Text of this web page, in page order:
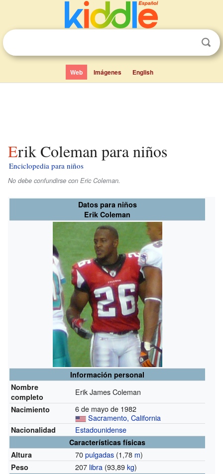
Web Imágenes English
Erik Coleman para niños
Enciclopedia para niños
No debe confundirse con Eric Coleman.
Datos para niños
Erik Coleman
Información personal
Nombre
completo
Erik James Coleman
Nacimiento
6 de mayo de 1982
Sacramento, California
Nacionalidad Estadounidense
Características físicas
Altura
70pulgadas (1,78 m)
Peso 207 libra (93,89kg)